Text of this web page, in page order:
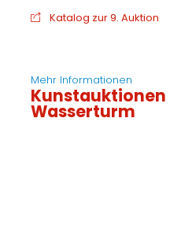
Katalog zur 9. Auktion
Mehr Informationen
Kunstauktionen
Wasserturm